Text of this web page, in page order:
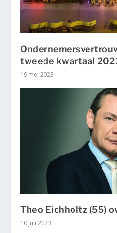
tweede kwartaal
19 mei 2023
Theo Eichholtz (55)
10 juli 2023